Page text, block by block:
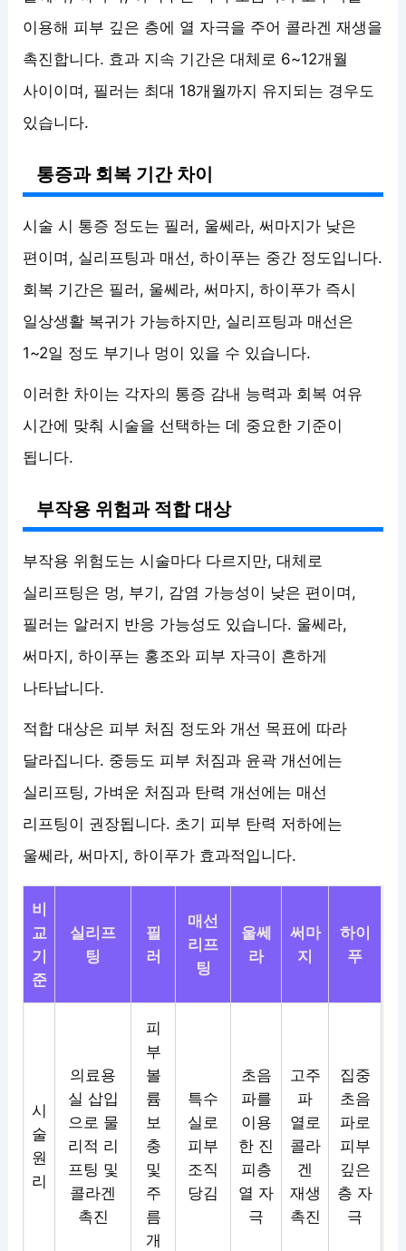
이용해 피부 깊은 층에 열 자극을 주어 콜라겐 재생을
촉진합니다. 효과 지속 기간은 대체로 6~12개월
사이이며, 필러는 최대 18개월까지 유지되는 경우도
있습니다.
통증과 회복 기간 차이
시술 시 통증 정도는 필러, 울쎄라, 써마지가 낮은
편이며, 실리프팅과 매선, 하이푸는 중간 정도입니다.
회복 기간은 필러, 울쎄라, 써마지, 하이푸가 즉시
일상생활 복귀가 가능하지만, 실리프팅과 매선은
1~2일 정도 부기나 멍이 있을 수 있습니다.
이러한 차이는 각자의 통증 감내 능력과 회복 여유
시간에 맞춰 시술을 선택하는 데 중요한 기준이
됩니다.
부작용 위험과 적합 대상
부작용 위험도는 시술마다 다르지만, 대체로
실리프팅은 멍, 부기, 감염 가능성이 낮은 편이며,
필러는 알러지 반응 가능성도 있습니다. 울쎄라,
써마지, 하이푸는 홍조와 피부 자극이 흔하게
나타납니다.
적합 대상은 피부 처짐 정도와 개선 목표에 따라
달라집니다. 중등도 피부 처짐과 윤곽 개선에는
실리프팅, 가벼운 처짐과 탄력 개선에는 매선
리프팅이 권장됩니다. 초기 피부 탄력 저하에는
울쎄라, 써마지, 하이푸가 효과적입니다.
비
교
기
준
실리프
팅
필
러
매선
리프
팅
울쎄
라
써마
지
하이
푸
시
술
원
리
의료용
실 삽입
으로 물
리적 리
프팅 및
콜라겐
촉진
피
부
볼
륨
보
충
및
주
름
개
특수
실로
피부
조직
당김
초음
파를
이용
한 진
피층
열 자
극
고주
파
열로
콜라
겐
재생
촉진
집중
초음
파로
피부
깊은
층 자
극